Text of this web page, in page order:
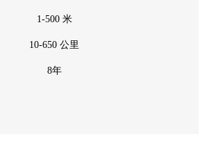
1-500 米
10-650 公里
8年